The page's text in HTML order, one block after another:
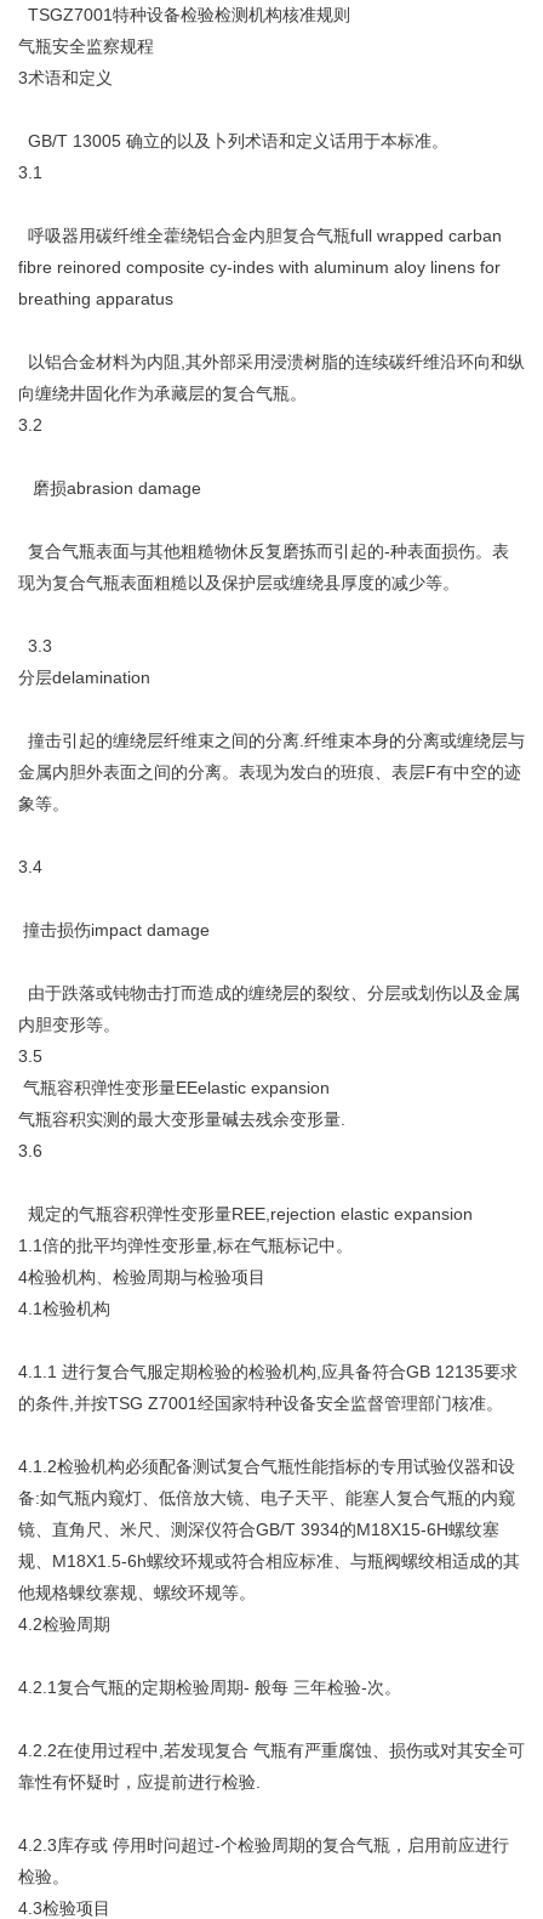
TSGZ7001特种设备检验检测机构核准规则
气瓶安全监察规程
3术语和定义
GB/T 13005 确立的以及卜列术语和定义话用于本标准。
3.1
呼吸器用碳纤维全藿绕铝合金内胆复合气瓶full wrapped carban
fibre reinored composite cy-indes with aluminum aloy linens for
breathing apparatus
以铝合金材料为内阻,其外部采用浸溃树脂的连续碳纤维沿环向和纵
向缠绕井固化作为承藏层的复合气瓶。
3.2
磨损abrasion damage
复合气瓶表面与其他粗糙物休反复磨拣而引起的-种表面损伤。表
现为复合气瓶表面粗糙以及保护层或缠绕县厚度的减少等。
3.3
分层delamination
撞击引起的缠绕层纤维束之间的分离.纤维束本身的分离或缠绕层与
金属内胆外表面之间的分离。表现为发白的班痕、表层F有中空的迹
象等。
3.4
撞击损伤impact damage
由于跌落或钝物击打而造成的缠绕层的裂纹、分层或划伤以及金属
内胆变形等。
3.5
气瓶容积弹性变形量EEelastic expansion
气瓶容积实测的最大变形量碱去残余变形量.
3.6
规定的气瓶容积弹性变形量REE,rejection elastic expansion
1.1倍的批平均弹性变形量,标在气瓶标记中。
4检验机构、检验周期与检验项目
4.1检验机构
4.1.1 进行复合气服定期检验的检验机构,应具备符合GB 12135要求
的条件,并按TSG Z7001经国家特种设备安全监督管理部门核准。
4.1.2检验机构必须配备测试复合气瓶性能指标的专用试验仪器和设
备:如气瓶内窥灯、低倍放大镜、电子天平、能塞人复合气瓶的内窥
镜、直角尺、米尺、测深仪符合GB/T 3934的M18X15-6H螺纹塞
规、M18X1.5-6h螺绞环规或符合相应标准、与瓶阀螺绞相适成的其
他规格蜾纹寨规、螺绞环规等。
4.2检验周期
4.2.1复合气瓶的定期检验周期- 般每 三年检验-次。
4.2.2在使用过程中,若发现复合 气瓶有严重腐蚀、损伤或对其安全可
靠性有怀疑时，应提前进行检验.
4.2.3库存或 停用时问超过-个检验周期的复合气瓶，启用前应进行
检验。
4.3检验项目